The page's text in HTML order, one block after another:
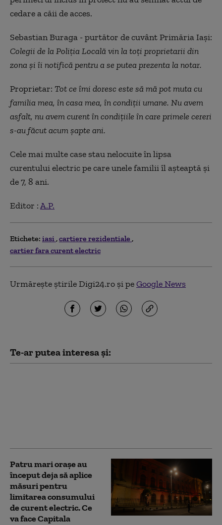
cedare a căii de acces.
Sebastian Buraga - purtător de cuvânt Primăria Iași:
Colegii de la Poliția Locală vin la toți proprietarii din
zona și îi notifică pentru a se putea prezenta la notar.
Proprietar: Tot ce îmi doresc este să mă pot muta cu
familia mea, în casa mea, în condiții umane. Nu avem
asfalt, nu avem curent în condițiile în care primele cereri
s-au făcut acum șapte ani.
Cele mai multe case stau nelocuite în lipsa
curentului electric pe care unele familii îl așteaptă și
de 7, 8 ani.
Editor :A.P.
Etichete: iasi cartiere rezidentiale
cartier fara curent electric
Urmărește știrile Digi24.ro și peGoogle News
Te-ar putea interesa și:
Patru mari orașe au
început deja să aplice
măsuri pentru
limitarea consumului
de curent electric. Ce
va face Capitala